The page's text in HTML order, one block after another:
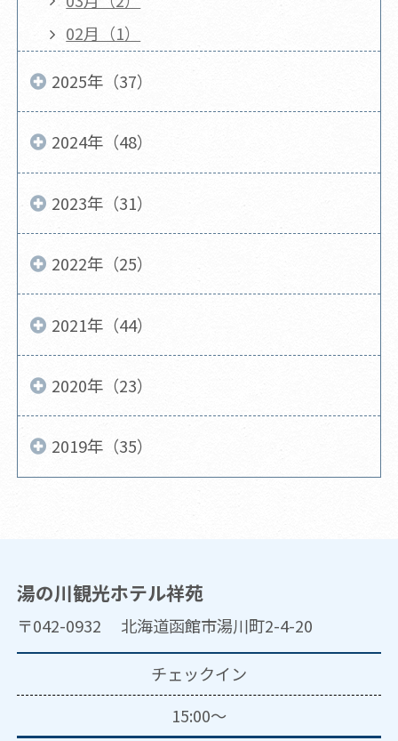
02月（1）
2025年（37）
2024年（48）
2023年（31）
2022年（25）
2021年（44）
2020年（23）
2019年（35）
湯の川観光ホテル祥苑
〒042-0932 北海道函館市湯川町2-4-20
チェックイン
15:00～